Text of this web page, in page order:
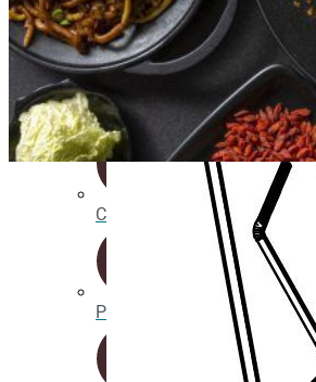
Tapas
para
vasos
Cañitas/Pajitas
Portavasos